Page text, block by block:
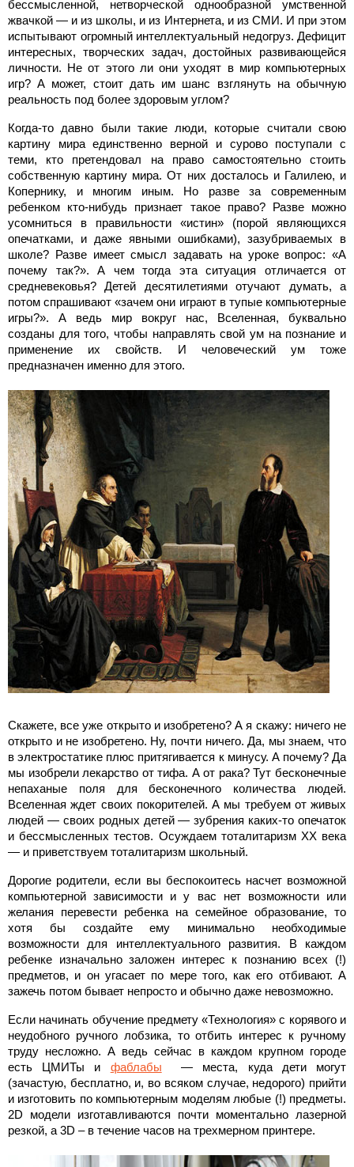
бессмысленной, нетворческой однообразной умственной
жвачкой — и из школы, и из Интернета, и из СМИ. И при этом
испытывают огромный интеллектуальный недогруз. Дефицит
интересных, творческих задач, достойных развивающейся
личности. Не от этого ли они уходят в мир компьютерных
игр? А может, стоит дать им шанс взглянуть на обычную
реальность под более здоровым углом?
Когда-то давно были такие люди, которые считали свою
картину мира единственно верной и сурово поступали с
теми, кто претендовал на право самостоятельно стоить
собственную картину мира. От них досталось и Галилею, и
Копернику, и многим иным. Но разве за современным
ребенком кто-нибудь признает такое право? Разве можно
усомниться в правильности «истин» (порой являющихся
опечатками, и даже явными ошибками), зазубриваемых в
школе? Разве имеет смысл задавать на уроке вопрос: «А
почему так?». А чем тогда эта ситуация отличается от
средневековья? Детей десятилетиями отучают думать, а
потом спрашивают «зачем они играют в тупые компьютерные
игры?». А ведь мир вокруг нас, Вселенная, буквально
созданы для того, чтобы направлять свой ум на познание и
применение их свойств. И человеческий ум тоже
предназначен именно для этого.
Скажете, все уже открыто и изобретено? А я скажу: ничего не
открыто и не изобретено. Ну, почти ничего. Да, мы знаем, что
в электростатике плюс притягивается к минусу. А почему? Да
мы изобрели лекарство от тифа. А от рака? Тут бесконечные
непаханые поля для бесконечного количества людей.
Вселенная ждет своих покорителей. А мы требуем от живых
людей — своих родных детей — зубрения каких-то опечаток
и бессмысленных тестов. Осуждаем тоталитаризм XX века
— и приветствуем тоталитаризм школьный.
Дорогие родители, если вы беспокоитесь насчет возможной
компьютерной зависимости и у вас нет возможности или
желания перевести ребенка на семейное образование, то
хотя бы создайте ему минимально необходимые
возможности для интеллектуального развития. В каждом
ребенке изначально заложен интерес к познанию всех (!)
предметов, и он угасает по мере того, как его отбивают. А
зажечь потом бывает непросто и обычно даже невозможно.
Если начинать обучение предмету «Технология» с корявого и
неудобного ручного лобзика, то отбить интерес к ручному
труду несложно. А ведь сейчас в каждом крупном городе
есть ЦМИТы и фаблабы — места, куда дети могут
(зачастую, бесплатно, и, во всяком случае, недорого) прийти
и изготовить по компьютерным моделям любые (!) предметы.
2D модели изготавливаются почти моментально лазерной
резкой, а 3D – в течение часов на трехмерном принтере.